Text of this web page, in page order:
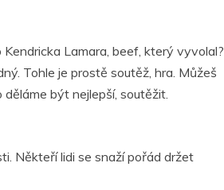
Lamara, beef, který vyvolal?
Tohle je prostě soutěž, hra. Můžeš
být nejlepší, soutěžit.
Někteří lidi se snaží pořád držet